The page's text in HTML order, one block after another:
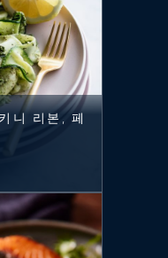
니 리본, 페